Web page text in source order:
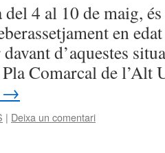
del 4 al 10 de maig,
en
d’aquestes
Comarcal de
→
| Deixa un comentari